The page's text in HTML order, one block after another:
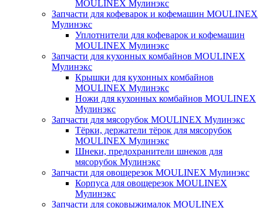
MOULINEX Мулинэкс
Запчасти для кофеварок и кофемашин MOULINEX
Мулинэкс
Уплотнители для кофеварок и кофемашин
MOULINEX Мулинэкс
Запчасти для кухонных комбайнов MOULINEX
Мулинэкс
Крышки для кухонных комбайнов
MOULINEX Мулинэкс
Ножи для кухонных комбайнов MOULINEX
Мулинэкс
Запчасти для мясорубок MOULINEX Мулинэкс
Тёрки, держатели тёрок для мясорубок
MOULINEX Мулинэкс
Шнеки, предохранители шнеков для
мясорубок Мулинэкс
Запчасти для овощерезок MOULINEX Мулинэкс
Корпуса для овощерезок MOULINEX
Мулинэкс
Запчасти для соковыжималок MOULINEX